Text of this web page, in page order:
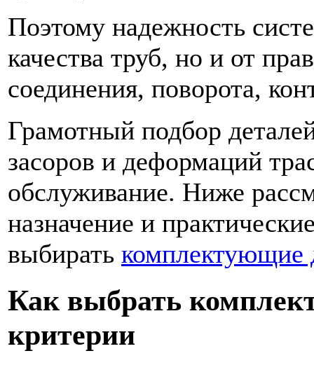
Поэтому надежность
качества труб, но и от
соединения, поворота,
Грамотный подбор
засоров и деформаций
обслуживание. Ниже
назначение и
выбирать комплектующие
Как выбрать
критерии